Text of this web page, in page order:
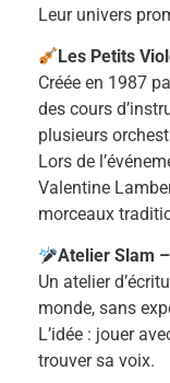
Leur univers
Les Petits
Créée en 1987
des cours
plusieurs
Lors de
Valentine
morceaux
Atelier Slam
Un atelier
monde, sans
L’idée : jouer
trouver sa voix.